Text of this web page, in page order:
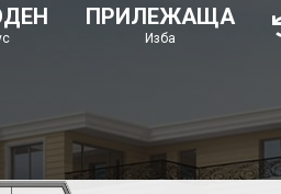
ПРИЛЕЖАЩА
Изба